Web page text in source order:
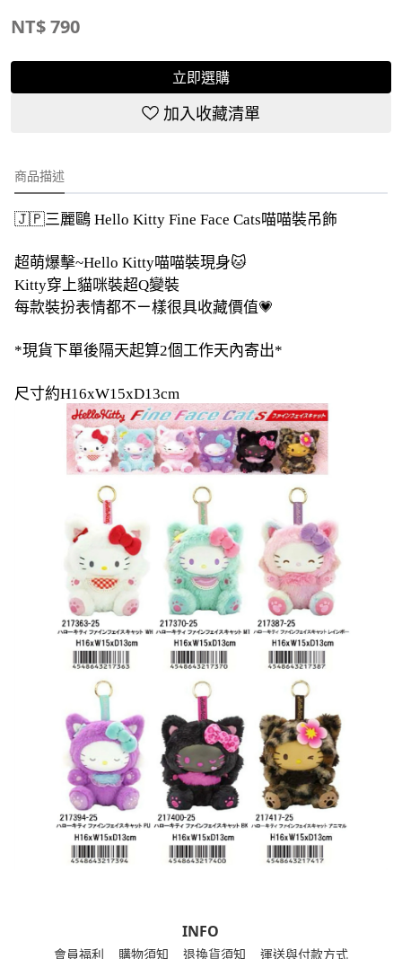
NT$790
立即選購
加入收藏清單
商品描述
🇯🇵三麗鷗 Hello Kitty Fine Face Cats喵喵裝吊飾
超萌爆擊~Hello Kitty喵喵裝現身🐱
Kitty穿上貓咪裝超Q變裝
每款裝扮表情都不ㄧ樣很具收藏價值💗
*現貨下單後隔天起算2個工作天內寄出*
尺寸約H16xW15xD13cm
INFO
會員福利 購物須知 退換貨須知 運送與付款方式